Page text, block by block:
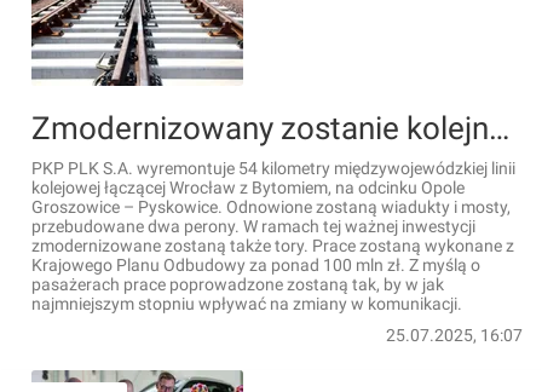
Zmodernizowany zostanie kolejny fragment linii kolejowej Wrocław - Opole - Bytom
PKP PLK S.A. wyremontuje 54 kilometry międzywojewódzkiej linii
kolejowej łączącej Wrocław z Bytomiem, na odcinku Opole
Groszowice – Pyskowice. Odnowione zostaną wiadukty i mosty,
przebudowane dwa perony. W ramach tej ważnej inwestycji
zmodernizowane zostaną także tory. Prace zostaną wykonane z
Krajowego Planu Odbudowy za ponad 100 mln zł. Z myślą o
pasażerach prace poprowadzone zostaną tak, by w jak
najmniejszym stopniu wpływać na zmiany w komunikacji.
25.07.2025, 16:07